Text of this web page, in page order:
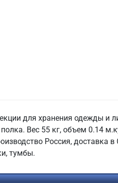
для хранения одежды и
Вес 55 кг, объем 0.14
Россия, доставка в
тумбы.